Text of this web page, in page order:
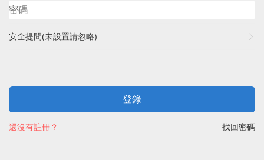
安全提問(未設置請忽略)
登錄
找回密碼
還沒有註冊？